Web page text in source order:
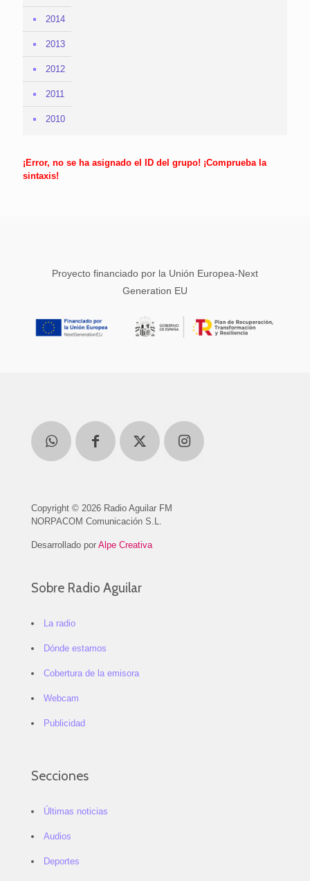
2014
2013
2012
2011
2010
¡Error, no se ha asignado el ID del grupo! ¡Comprueba la
sintaxis!
Proyecto financiado por la Unión Europea-Next
Generation EU
Copyright © 2026 Radio Aguilar FM
NORPACOM Comunicación S.L.
Desarrollado por Alpe Creativa
Sobre Radio Aguilar
La radio
Dónde estamos
Cobertura de la emisora
Webcam
Publicidad
Secciones
Últimas noticias
Audios
Deportes